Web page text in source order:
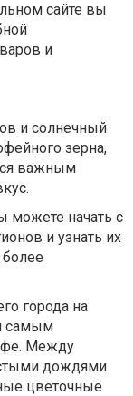
сайте вы
и
и солнечный
зерна,
важным
можете начать с
и узнать их
города на
самым
Между
дождями
цветочные